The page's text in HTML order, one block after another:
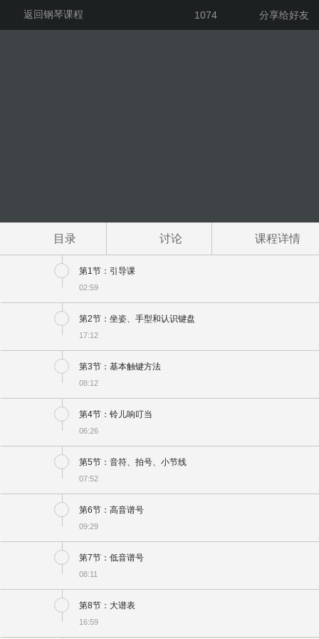
返回钢琴课程 1074 分享给好友
目录 讨论 课程详情
第1节：引导课
02:59
第2节：坐姿、手型和认识键盘
17:12
第3节：基本触键方法
08:12
第4节：铃儿响叮当
06:26
第5节：音符、拍号、小节线
07:52
第6节：高音谱号
09:29
第7节：低音谱号
08:11
第8节：大谱表
16:59